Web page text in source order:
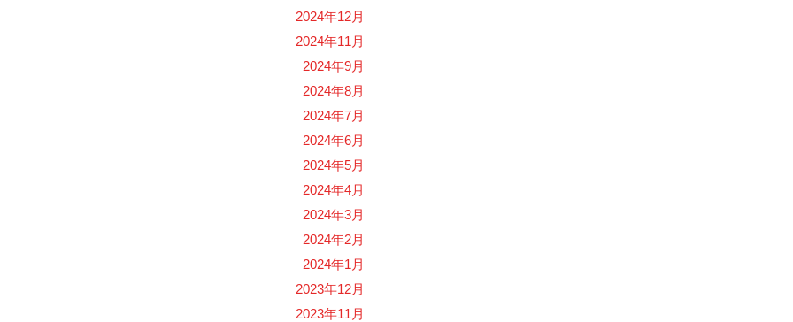
2024年12月
2024年11月
2024年9月
2024年8月
2024年7月
2024年6月
2024年5月
2024年4月
2024年3月
2024年2月
2024年1月
2023年12月
2023年11月